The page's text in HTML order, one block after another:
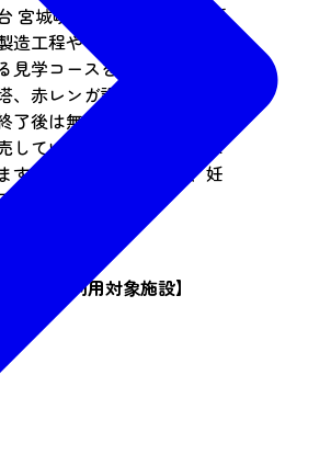
宮城峡蒸溜所では、案内係
工程やニッカウヰスキー
学コースを設けていま
赤レンガ調の貯蔵庫など
後は無料試飲や蒸溜所限
しています。※飲酒運転は
す。運転手、20歳未満、妊
。
ーポン 利用対象施設】